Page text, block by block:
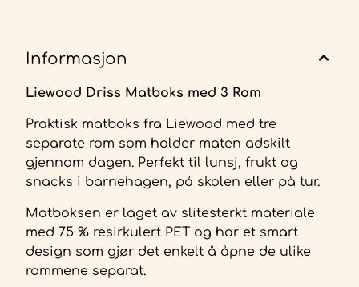
Informasjon
Liewood Driss Matboks med 3 Rom
Praktisk matboks fra Liewood med tre
separate rom som holder maten adskilt
gjennom dagen. Perfekt til lunsj, frukt og
snacks i barnehagen, på skolen eller på tur.
Matboksen er laget av slitesterkt materiale
med 75 % resirkulert PET og har et smart
design som gjør det enkelt å åpne de ulike
rommene separat.